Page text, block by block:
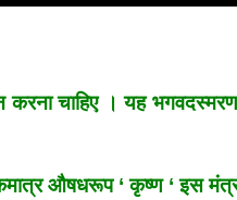
चाहिए । यह भगवदस्मरण
औषधरूप ‘ कृष्ण ‘ इस